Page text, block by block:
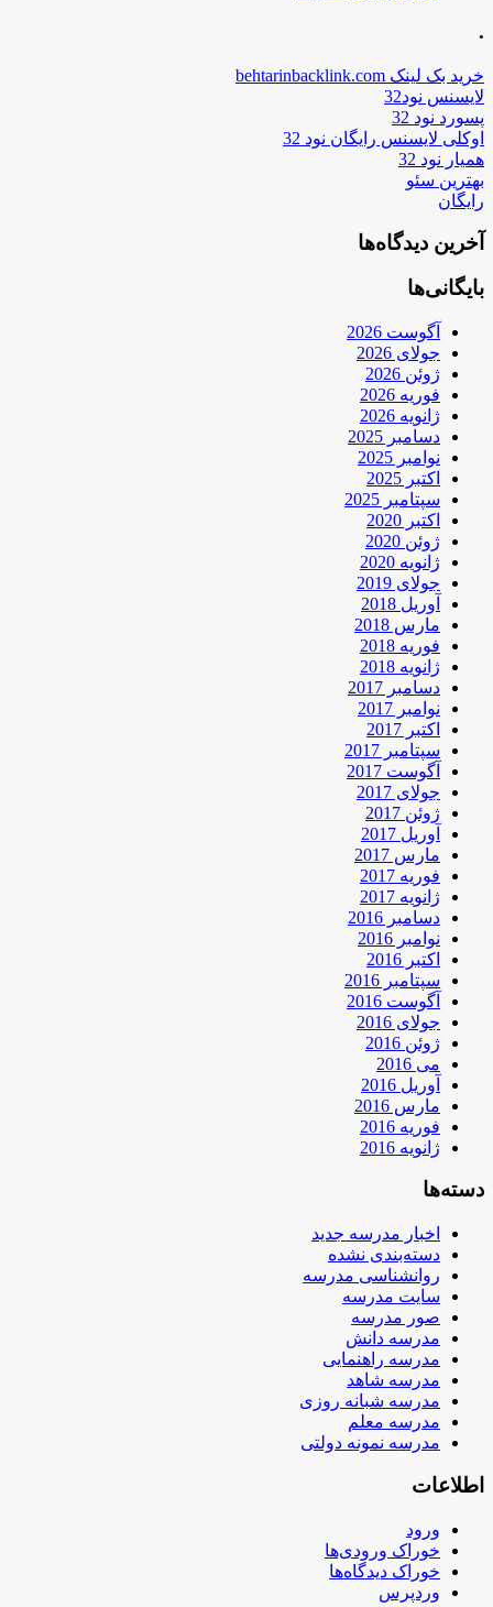
.
خرید بک لینک behtarinbacklink.com
لایسنس نود32
پسورد نود 32
اوکلی لایسنس رایگان نود 32
همیار نود 32
بهترین سئو
رایگان
آخرین دیدگاه‌ها
بایگانی‌ها
آگوست 2026
جولای 2026
ژوئن 2026
فوریه 2026
ژانویه 2026
دسامبر 2025
نوامبر 2025
اکتبر 2025
سپتامبر 2025
اکتبر 2020
ژوئن 2020
ژانویه 2020
جولای 2019
آوریل 2018
مارس 2018
فوریه 2018
ژانویه 2018
دسامبر 2017
نوامبر 2017
اکتبر 2017
سپتامبر 2017
آگوست 2017
جولای 2017
ژوئن 2017
آوریل 2017
مارس 2017
فوریه 2017
ژانویه 2017
دسامبر 2016
نوامبر 2016
اکتبر 2016
سپتامبر 2016
آگوست 2016
جولای 2016
ژوئن 2016
می 2016
آوریل 2016
مارس 2016
فوریه 2016
ژانویه 2016
دسته‌ها
اخبار مدرسه جدید
دسته‌بندی نشده
روانشناسی مدرسه
سایت مدرسه
صور مدرسه
مدرسه دانش
مدرسه راهنمایی
مدرسه شاهد
مدرسه شبانه روزی
مدرسه معلم
مدرسه نمونه دولتی
اطلاعات
ورود
خوراک ورودی‌ها
خوراک دیدگاه‌ها
وردپرس